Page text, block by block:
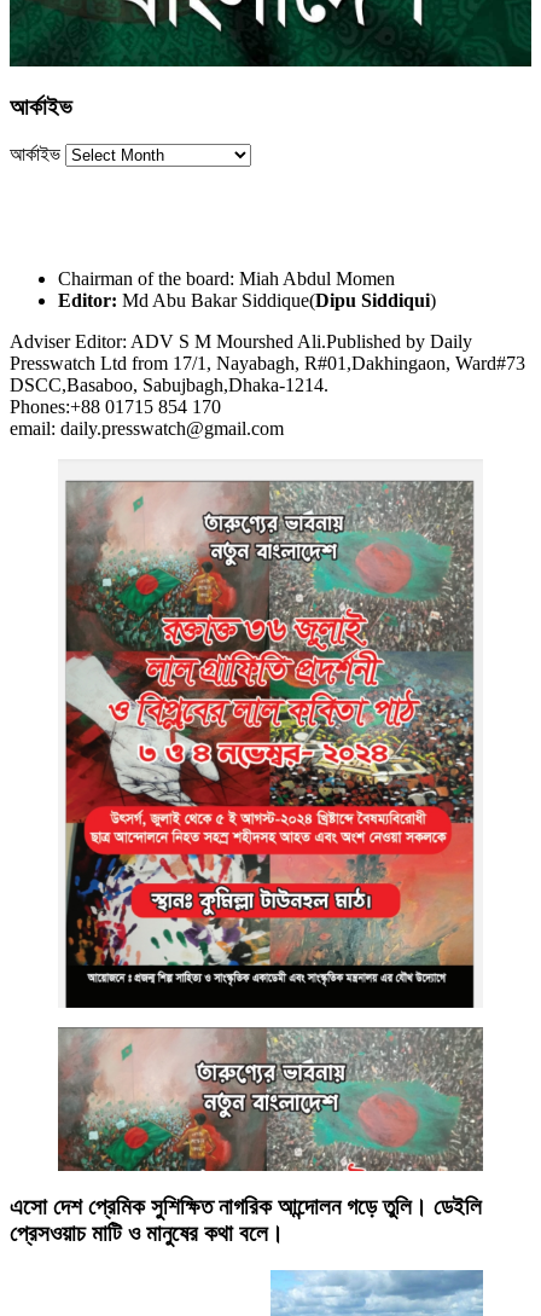
আর্কাইভ
আর্কাইভ
Chairman of the board: Miah Abdul Momen
Editor: Md Abu Bakar Siddique(Dipu Siddiqui)
Adviser Editor: ADV S M Mourshed Ali.Published by Daily
Presswatch Ltd from 17/1, Nayabagh, R#01,Dakhingaon, Ward#73
DSCC,Basaboo, Sabujbagh,Dhaka-1214.
Phones:+88 01715 854 170
email: daily.presswatch@gmail.com
এসো দেশ প্রেমিক সুশিক্ষিত নাগরিক আন্দোলন গড়ে তুলি। ডেইলি
প্রেসওয়াচ মাটি ও মানুষের কথা বলে।